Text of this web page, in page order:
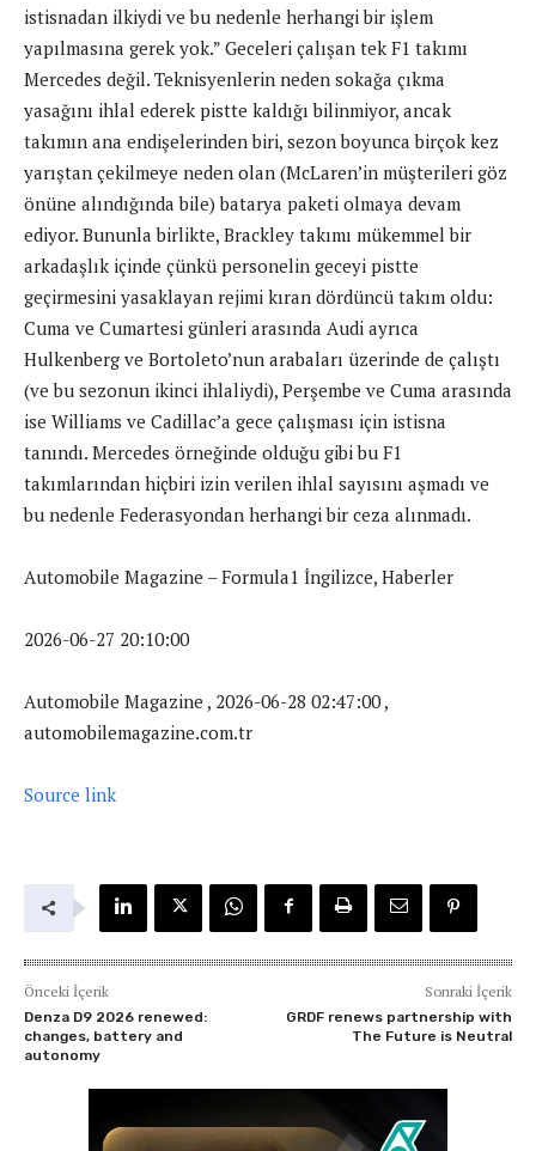
istisnadan ilkiydi ve bu nedenle herhangi bir işlem
yapılmasına gerek yok.” Geceleri çalışan tek F1 takımı
Mercedes değil. Teknisyenlerin neden sokağa çıkma
yasağını ihlal ederek pistte kaldığı bilinmiyor, ancak
takımın ana endişelerinden biri, sezon boyunca birçok kez
yarıştan çekilmeye neden olan (McLaren’in müşterileri göz
önüne alındığında bile) batarya paketi olmaya devam
ediyor. Bununla birlikte, Brackley takımı mükemmel bir
arkadaşlık içinde çünkü personelin geceyi pistte
geçirmesini yasaklayan rejimi kıran dördüncü takım oldu:
Cuma ve Cumartesi günleri arasında Audi ayrıca
Hulkenberg ve Bortoleto’nun arabaları üzerinde de çalıştı
(ve bu sezonun ikinci ihlaliydi), Perşembe ve Cuma arasında
ise Williams ve Cadillac’a gece çalışması için istisna
tanındı. Mercedes örneğinde olduğu gibi bu F1
takımlarından hiçbiri izin verilen ihlal sayısını aşmadı ve
bu nedenle Federasyondan herhangi bir ceza alınmadı.
Automobile Magazine – Formula1 İngilizce, Haberler
2026-06-27 20:10:00
Automobile Magazine , 2026-06-28 02:47:00 ,
automobilemagazine.com.tr
Source link
Önceki İçerik
Denza D9 2026 renewed:
changes, battery and
autonomy
Sonraki İçerik
GRDF renews partnership with
The Future is Neutral